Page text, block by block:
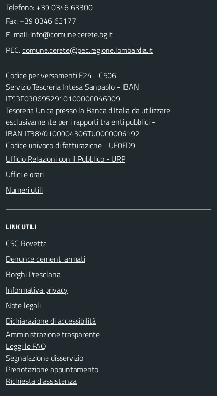
Telefono: +39 0346 63300
Fax: +39 0346 63177
E-mail:
PEC:
Codice per versamenti F24 - C506
Servizio Tesoreria Intesa Sanpaolo - IBAN
IT93F0306952910100000046009
Tesoreria Unica presso la Banca d'Italia da utilizzare
esclusivamente per i rapporti tra enti pubblici -
IBAN IT38V0100004306TU0000006192
Codice univoco di fatturazione - UF0FD9
Ufficio Relazioni con il Pubblico - URP
Uffici e orari
Numeri utili
LINK UTILI
CSC Rovetta
Denunce cementi armati
Borghi Presolana
Informativa privacy
Note legali
Dichiarazione di accessibilità
Amministrazione trasparente
Leggi le FAQ
Segnalazione disservizio
Prenotazione appuntamento
Richiesta d'assistenza